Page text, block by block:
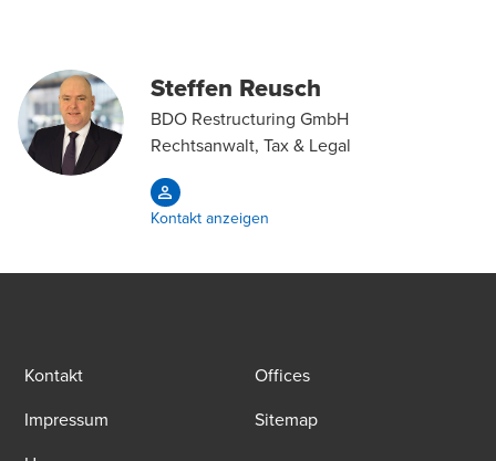
Steffen Reusch
BDO Restructuring GmbH
Rechtsanwalt, Tax & Legal
Kontakt anzeigen
Kontakt
Offices
Impressum
Sitemap